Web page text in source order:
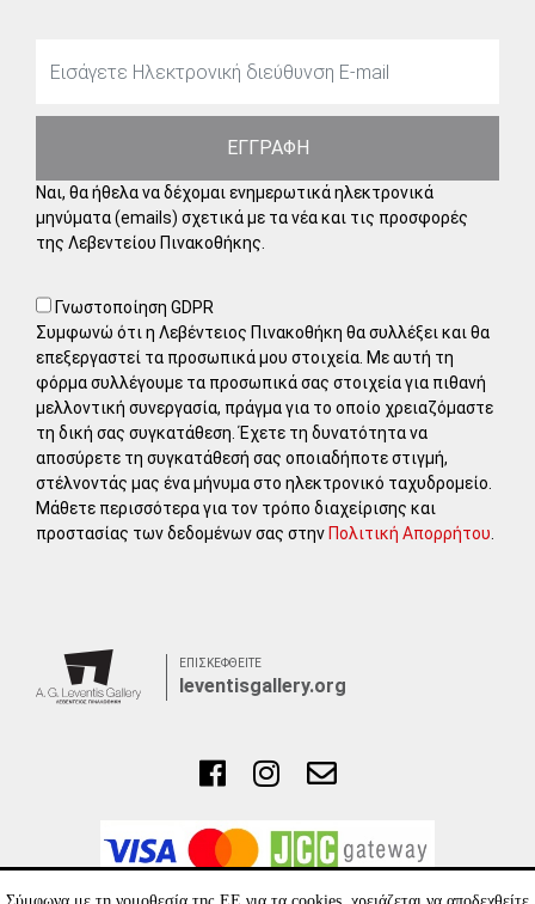
ΕΓΓΡΑΦΗ
Ναι, θα ήθελα να δέχομαι ενημερωτικά ηλεκτρονικά
μηνύματα (emails) σχετικά με τα νέα και τις προσφορές
της Λεβεντείου Πινακοθήκης.
Γνωστοποίηση GDPR
Συμφωνώ ότι η Λεβέντειος Πινακοθήκη θα συλλέξει και θα
επεξεργαστεί τα προσωπικά μου στοιχεία. Με αυτή τη
φόρμα συλλέγουμε τα προσωπικά σας στοιχεία για πιθανή
μελλοντική συνεργασία, πράγμα για το οποίο χρειαζόμαστε
τη δική σας συγκατάθεση. Έχετε τη δυνατότητα να
αποσύρετε τη συγκατάθεσή σας οποιαδήποτε στιγμή,
στέλνοντάς μας ένα μήνυμα στο ηλεκτρονικό ταχυδρομείο.
Μάθετε περισσότερα για τον τρόπο διαχείρισης και
προστασίας των δεδομένων σας στην Πολιτική Απορρήτου
ΕΠΙΣΚΕΦΘΕΙΤΕ
leventisgallery.org